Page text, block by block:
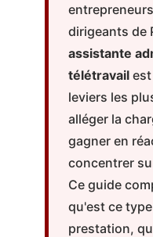
dirigeants de
assistante
télétravail
leviers les
alléger la
gagner en
concentrer
Ce guide
qu'est ce
prestation,